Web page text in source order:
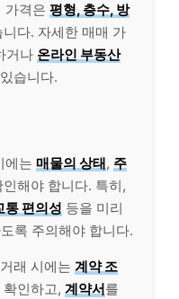
가격은 평형, 층수, 방
다. 자세한 매매 가
거나 온라인 부동산
습니다.
에는 매물의 상태, 주
해야 합니다. 특히,
통 편의성 등을 미리
록 주의해야 합니다.
래 시에는 계약 조
인하고, 계약서를